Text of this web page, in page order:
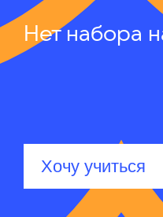
Нет набора
Хочу учиться